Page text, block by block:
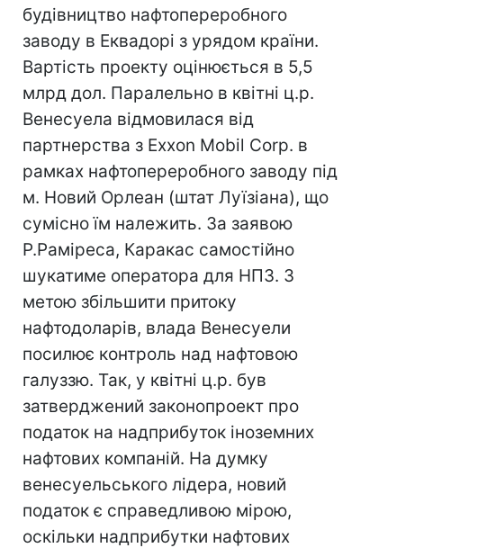
будівництво нафтопереробного
заводу в Еквадорі з урядом країни.
Вартість проекту оцінюється в 5,5
млрд дол. Паралельно в квітні ц.р.
Венесуела відмовилася від
партнерства з Exxon Mobil Corp. в
рамках нафтопереробного заводу під
м. Новий Орлеан (штат Луїзіана), що
сумісно їм належить. За заявою
Р.Раміреса, Каракас самостійно
шукатиме оператора для НПЗ. З
метою збільшити притоку
нафтодоларів, влада Венесуели
посилює контроль над нафтовою
галуззю. Так, у квітні ц.р. був
затверджений законопроект про
податок на надприбуток іноземних
нафтових компаній. На думку
венесуельського лідера, новий
податок є справедливою мірою,
оскільки надприбутки нафтових